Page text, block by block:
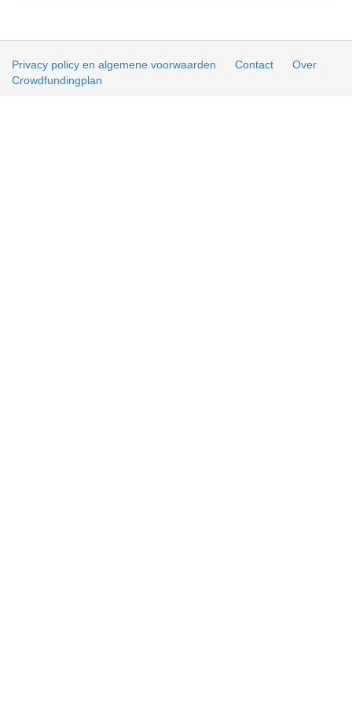
Privacy policy en algemene voorwaarden Contact
Over
Crowdfundingplan